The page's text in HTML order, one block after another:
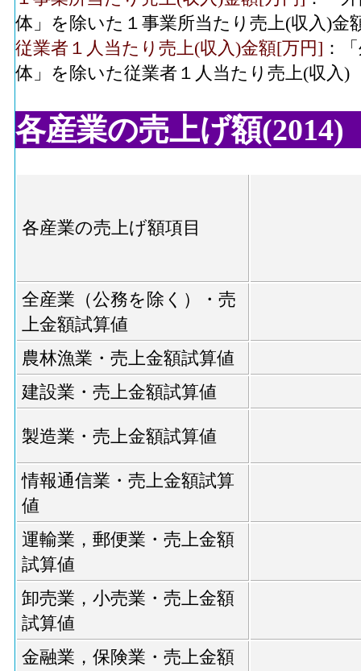
体」を除いた１事業所当たり売上(収入)金
従業者１人当たり売上(収入)金額[万円] ：
体」を除いた従業者１人当たり売上(収入)
各産業の売上げ額(2014)
各産業の売上げ額項目
全産業（公務を除く）・売
上金額試算値
農林漁業・売上金額試算値
建設業・売上金額試算値
製造業・売上金額試算値
情報通信業・売上金額試算
値
運輸業，郵便業・売上金額
試算値
卸売業，小売業・売上金額
試算値
金融業，保険業・売上金額